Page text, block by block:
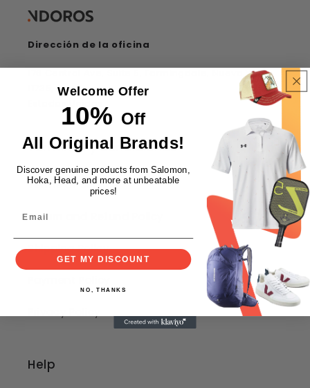
Dirección de la oficina
176 Central Ave, Suite 5, Farmingdale, Nueva York
Términos y condiciones
Terms of Service
Return and Refund Policy
Shipping Policy
Help
Welcome Offer
10% Off
All Original Brands!
Discover genuine products from Salomon,
Hoka, Head, and more at unbeatable
prices!
GET MY DISCOUNT
NO, THANKS